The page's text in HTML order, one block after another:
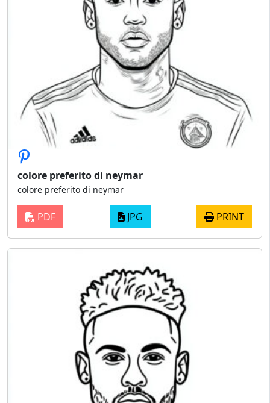
colore preferito di neymar
colore preferito di neymar
PDF JPG PRINT